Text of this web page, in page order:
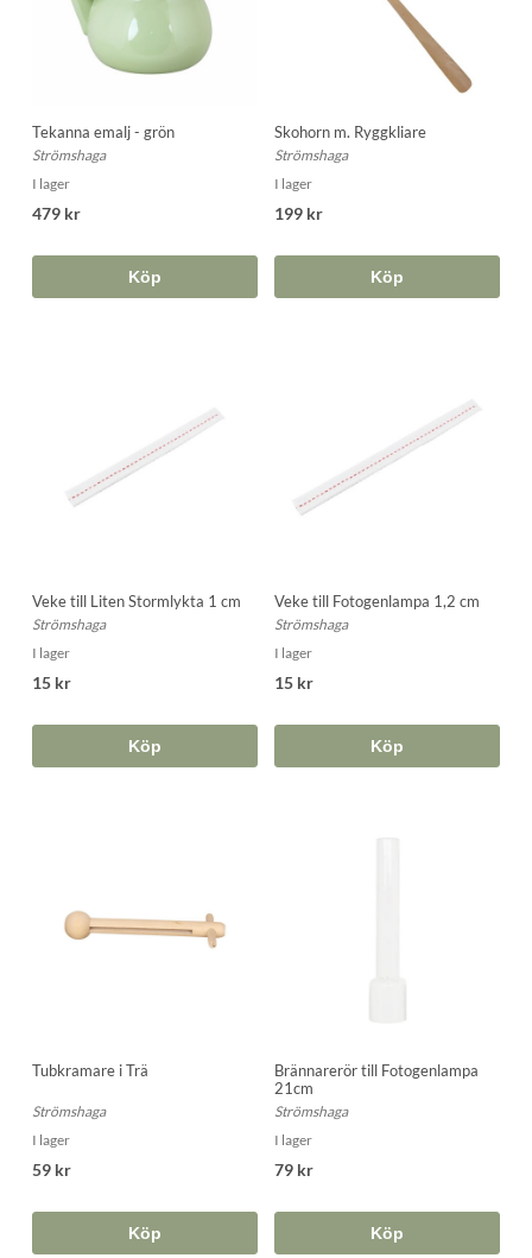
Tekanna emalj - grön
Strömshaga
I lager
479 kr
Köp
Skohorn m. Ryggkliare
Strömshaga
I lager
199 kr
Köp
Veke till Liten Stormlykta 1 cm
Strömshaga
I lager
15 kr
Köp
Veke till Fotogenlampa 1,2 cm
Strömshaga
I lager
15 kr
Köp
Tubkramare i Trä
Strömshaga
I lager
59 kr
Köp
Brännarerör till Fotogenlampa
21cm
Strömshaga
I lager
79 kr
Köp